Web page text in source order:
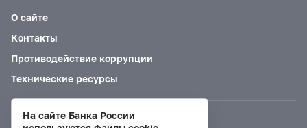
О сайте
Контакты
Противодействие коррупции
Технические ресурсы
Версия для слабовидящих
На сайте Банка России